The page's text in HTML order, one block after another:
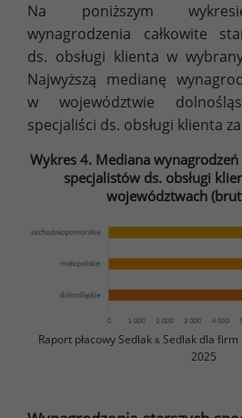
Na poniższym
wynagrodzenia całkowite
ds. obsługi klienta w
Najwyższą medianę
w województwie
specjaliści ds. obsługi klienta
Wykres 4. Mediana wynagrodzeń
specjalistów ds. obsługi
województwach
Raport płacowy Sedlak & Sedlak dla firm
2025